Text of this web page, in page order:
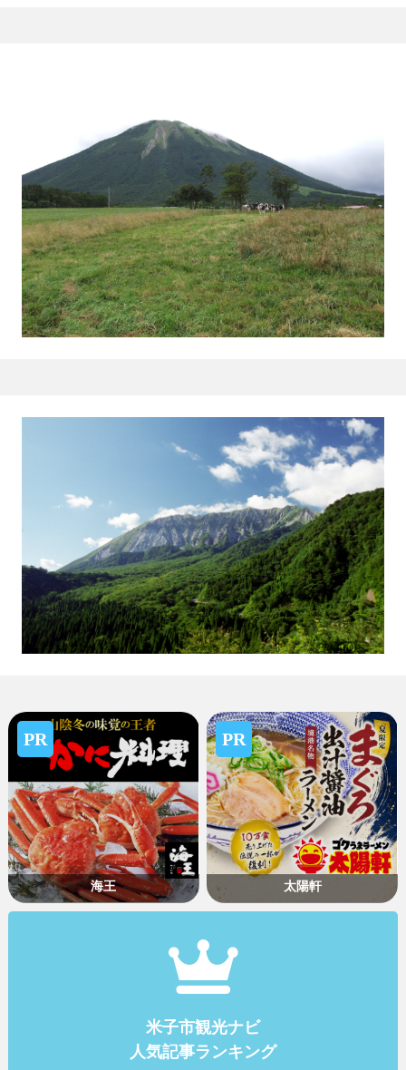
PR
海王
PR
太陽軒
米子市観光ナビ
人気記事ランキング